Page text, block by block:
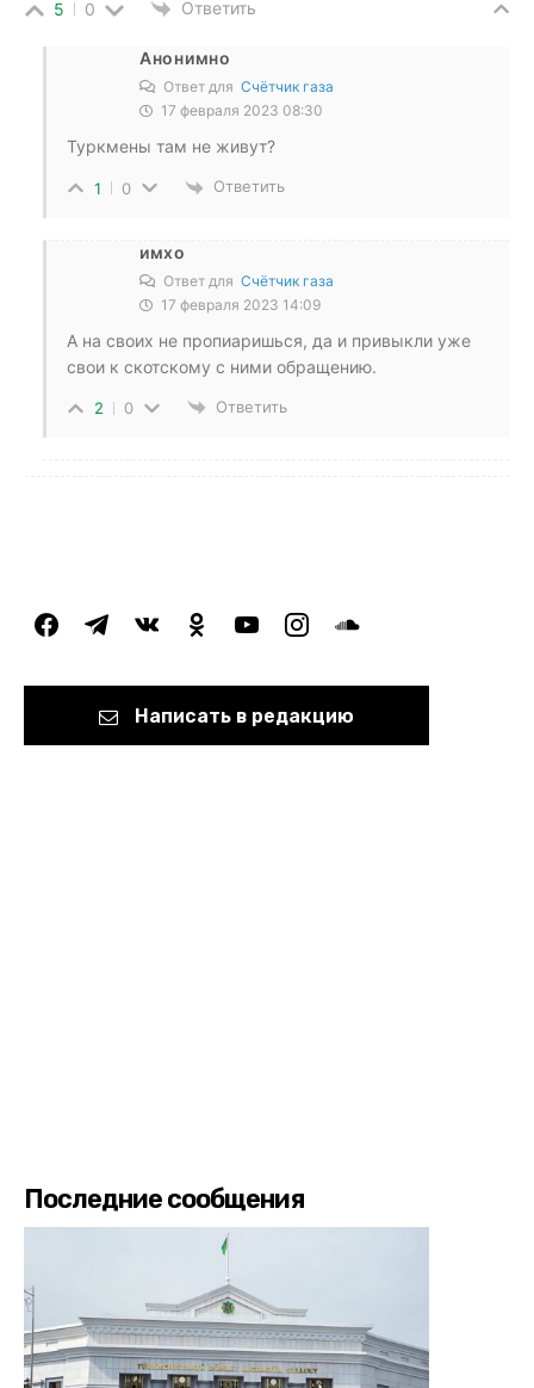
5 0 Ответить
Анонимно
Ответ для Счётчик газа
17 февраля 2023 08:30
Туркмены там не живут?
1 0 Ответить
имхо
Ответ для Счётчик газа
17 февраля 2023 14:09
А на своих не пропиаришься, да и привыкли уже
свои к скотскому с ними обращению.
2 0 Ответить
facebooktelegramvkontakteodnoklassniki
youtubeinstagramsoundcloud
Написать в редакцию
Последние сообщения